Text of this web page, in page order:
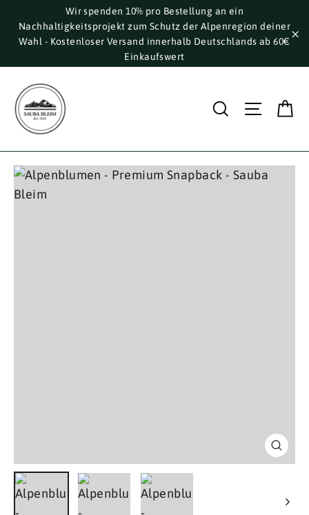
zum
Inhalt
Wir spenden 10% pro Bestellung an ein
Nachhaltigkeitsprojekt zum Schutz der Alpenregion deiner
Wahl - Kostenloser Versand innerhalb Deutschlands ab 60€
Einkaufswert
Suche